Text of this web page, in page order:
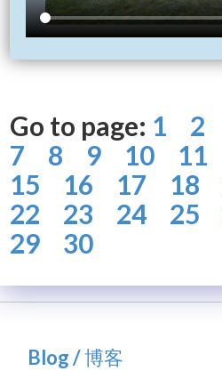
Go to page: 1 2
7
8 9 10 11
15
16 17 18
22
23 24 25
29
30
Blog / 博客